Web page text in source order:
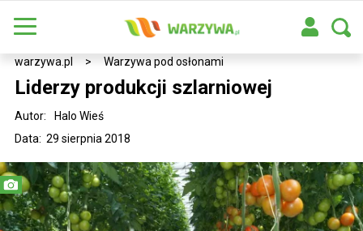
warzywa.pl > Warzywa pod osłonami
Liderzy produkcji szlarniowej
Data: 29 sierpnia 2018
Autor: Halo Wieś